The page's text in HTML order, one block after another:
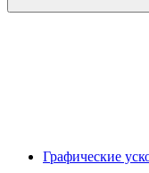
Графические